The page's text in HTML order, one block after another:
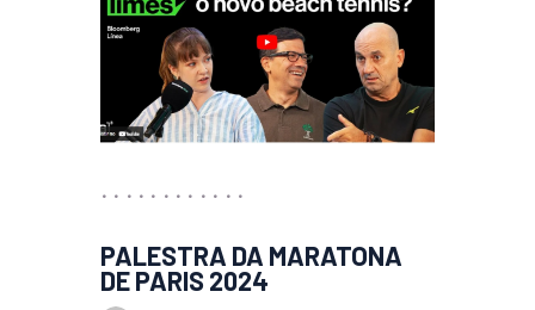
PALESTRA DA MARATONA
DE PARIS 2024